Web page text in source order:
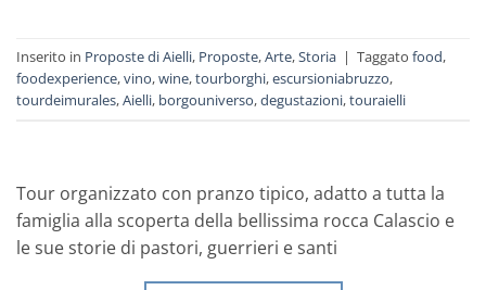
Inserito in Proposte di Aielli, Proposte,Arte,Storia | Taggato food,
foodexperience,vino,wine,tourborghi,escursioniabruzzo,
tourdeimurales,Aielli, borgouniverso,degustazioni,touraielli
Tour organizzato con pranzo tipico, adatto a tutta la
famiglia alla scoperta della bellissima rocca Calascio e
le sue storie di pastori, guerrieri e santi